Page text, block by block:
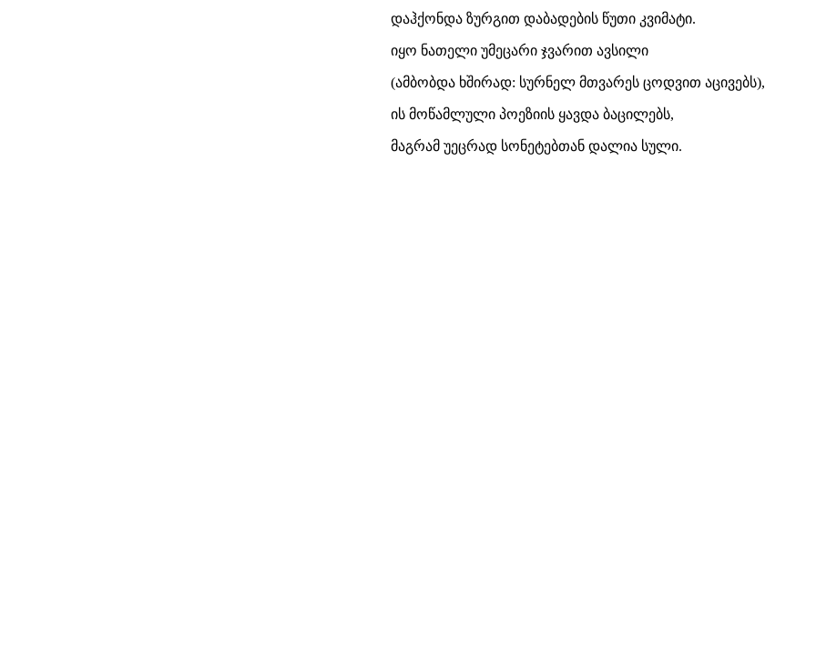
დაჰქონდა ზურგით დაბადების წუთი კვიმატი.
იყო ნათელი უმეცარი ჯვარით ავსილი
(ამბობდა ხშირად: სურნელ მთვარეს ცოდვით აცივებს),
ის მოწამლული პოეზიის ყავდა ბაცილებს,
მაგრამ უეცრად სონეტებთან დალია სული.